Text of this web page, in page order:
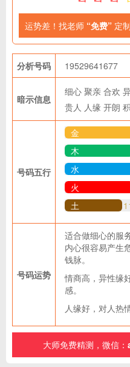
运势差！找老师 “免费” 定制
分析号码 19529641677
暗示信息
细心 聚亲 合欢
贵人 人缘 开朗
号码五行
金
木
水
火
土
号码运势
适合做细心的服
内心很容易产生
钱脉。
情商高，异性缘
感。
人缘好，对人热
大师免费精测，微信：